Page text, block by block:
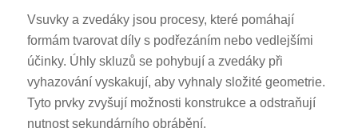
Vsuvky a zvedáky jsou procesy, které pomáhají
formám tvarovat díly s podřezáním nebo vedlejšími
účinky. Úhly skluzů se pohybují a zvedáky při
vyhazování vyskakují, aby vyhnaly složité geometrie.
Tyto prvky zvyšují možnosti konstrukce a odstraňují
nutnost sekundárního obrábění.